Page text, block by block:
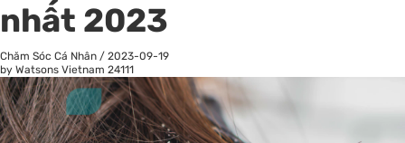
nhất 2023
Chăm Sóc Cá Nhân / 2023-09-19
by Watsons Vietnam 24111